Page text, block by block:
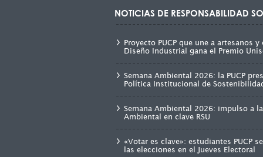
NOTICIAS DE RESPONSABILIDAD
Proyecto PUCP que une a artesanos
Diseño Industrial gana el Premio
Semana Ambiental 2026: la PUCP
Política Institucional de
Semana Ambiental 2026: impulso a
Ambiental en clave RSU
«Votar es clave»: estudiantes PUCP
las elecciones en el Jueves Electoral